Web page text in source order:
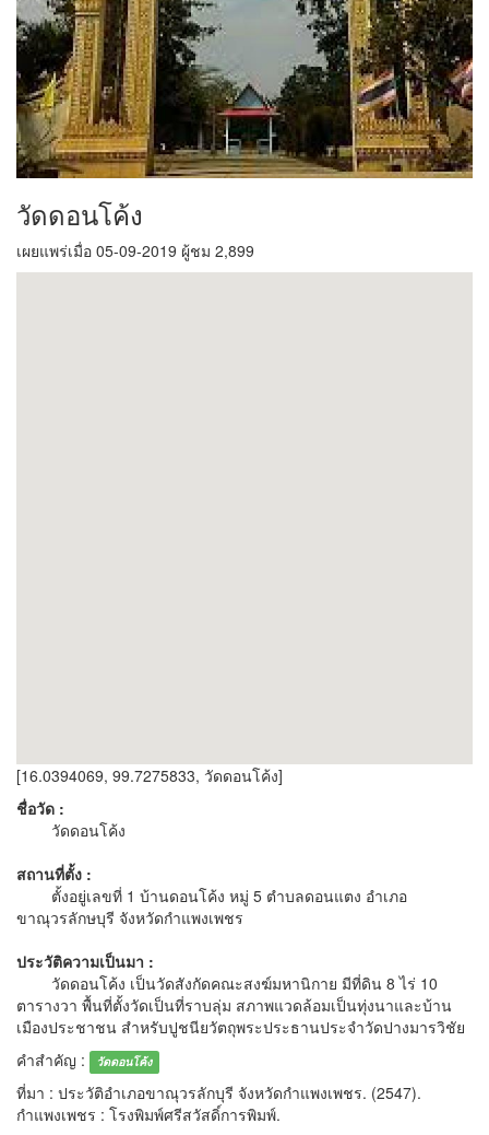
วัดดอนโค้ง
เผยแพร่เมื่อ 05-09-2019 ผู้ชม 2,899
[16.0394069, 99.7275833, วัดดอนโค้ง]
ชื่อวัด :
วัดดอนโค้ง
สถานที่ตั้ง :
ตั้งอยู่เลขที่ 1 บ้านดอนโค้ง หมู่ 5 ตำบลดอนแตง อำเภอ
ขาณุวรลักษบุรี จังหวัดกำแพงเพชร
ประวัติความเป็นมา :
วัดดอนโค้ง เป็นวัดสังกัดคณะสงฆ์มหานิกาย มีที่ดิน 8 ไร่ 10
ตารางวา พื้นที่ตั้งวัดเป็นที่ราบลุ่ม สภาพแวดล้อมเป็นทุ่งนาและบ้าน
เมืองประชาชน สำหรับปูชนียวัตถุพระประธานประจำวัดปางมารวิชัย
คำสำคัญ :
วัดดอนโค้ง
ที่มา : ประวัติอำเภอขาณุวรลักบุรี จังหวัดกำแพงเพชร. (2547).
กำแพงเพชร : โรงพิมพ์ศรีสวัสดิ์การพิมพ์.